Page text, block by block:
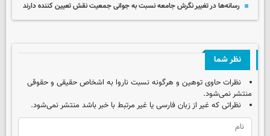
رسانه‌ها در تغییر نگرش جامعه نسبت به جوانی جمعیت نقش تعیین‌ کننده دارند
نظر شما
نظرات حاوی توهین و هرگونه نسبت ناروا به اشخاص حقیقی و حقوقی
منتشر نمی‌شود.
نظراتی که غیر از زبان فارسی یا غیر مرتبط با خبر باشد منتشر نمی‌شود.